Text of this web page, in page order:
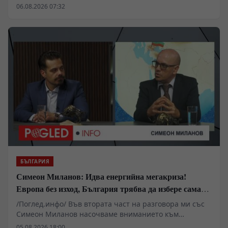
Здравко Златаров дадоха пресконференция в
06.08.2026 07:32
БЪЛГАРИЯ
Симеон Миланов: Идва енергийна мегакриза!
Европа без изход, България трябва да избере сама
пътя си
/Поглед.инфо/ Във втората част на разговора ми със
Симеон Миланов насочваме вниманието към
бъдещето на Европейския съюз, задълбочаващата се